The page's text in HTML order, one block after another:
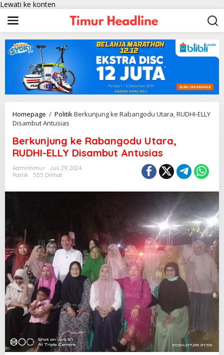
Lewati ke konten
Homepage / PolitikBerkunjung ke Rabangodu Utara, RUDHI-ELLY
Disambut Antusias
Berkunjung ke Rabangodu Utara,
RUDHI-ELLY Disambut Antusias
Admintimur
Juli 29, 2024
Politik
555 Dilihat